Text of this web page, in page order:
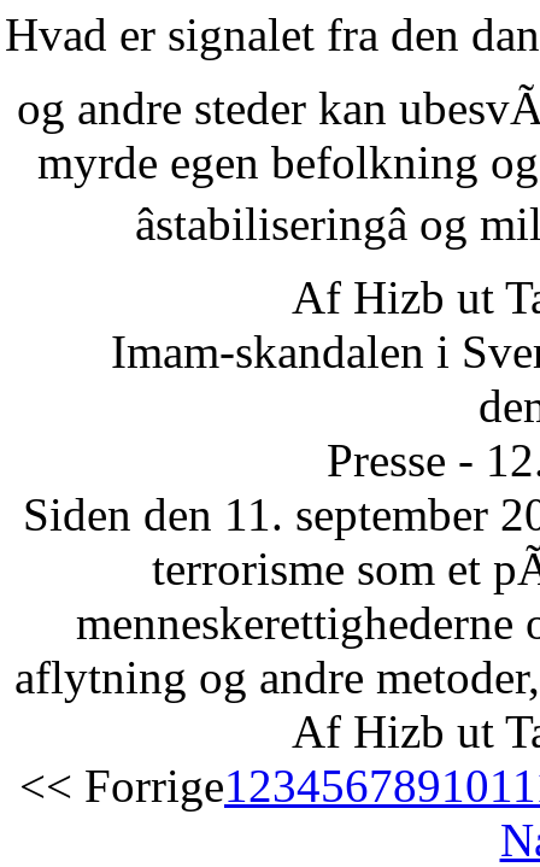
Hvad er signalet fra den
og andre steder kan
myrde egen befolkning
âstabiliseringâ
Af Hizb ut
Imam-skandalen i
Presse -
Siden den 11. september
terrorisme som et
aflytning og andre
Af Hizb ut
<< Forrige1234567891011